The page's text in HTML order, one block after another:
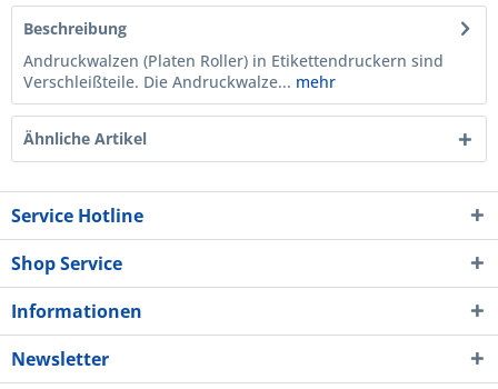
Beschreibung
Andruckwalzen (Platen Roller) in Etikettendruckern sind
Verschleißteile. Die Andruckwalze... mehr
Ähnliche Artikel
Service Hotline
Shop Service
Informationen
Newsletter